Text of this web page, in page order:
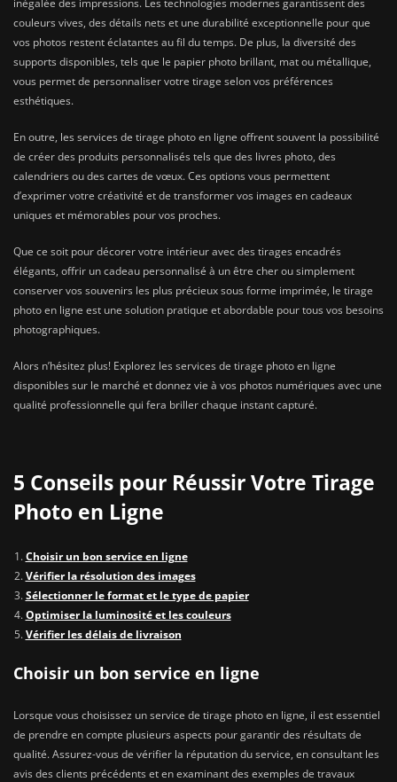
couleurs vives, des détails nets et une durabilité exceptionnelle pour que
vos photos restent éclatantes au fil du temps. De plus, la diversité des
supports disponibles, tels que le papier photo brillant, mat ou métallique,
vous permet de personnaliser votre tirage selon vos préférences
esthétiques.
En outre, les services de tirage photo en ligne offrent souvent la possibilité
de créer des produits personnalisés tels que des livres photo, des
calendriers ou des cartes de vœux. Ces options vous permettent
d’exprimer votre créativité et de transformer vos images en cadeaux
uniques et mémorables pour vos proches.
Que ce soit pour décorer votre intérieur avec des tirages encadrés
élégants, offrir un cadeau personnalisé à un être cher ou simplement
conserver vos souvenirs les plus précieux sous forme imprimée, le tirage
photo en ligne est une solution pratique et abordable pour tous vos besoins
photographiques.
Alors n’hésitez plus! Explorez les services de tirage photo en ligne
disponibles sur le marché et donnez vie à vos photos numériques avec une
qualité professionnelle qui fera briller chaque instant capturé.
5 Conseils pour Réussir Votre Tirage
Photo en Ligne
Choisir un bon service en ligne
Vérifier la résolution des images
Sélectionner le format et le type de papier
Optimiser la luminosité et les couleurs
Vérifier les délais de livraison
Choisir un bon service en ligne
Lorsque vous choisissez un service de tirage photo en ligne, il est essentiel
de prendre en compte plusieurs aspects pour garantir des résultats de
qualité. Assurez-vous de vérifier la réputation du service, en consultant les
avis des clients précédents et en examinant des exemples de travaux